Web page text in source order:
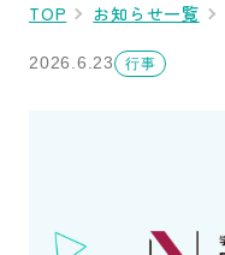
TOP お知らせ一覧
2026.6.23 行事